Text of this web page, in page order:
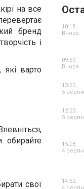
на все
бренд
і
варто
обирайте
свої
10:18,
Вчора
09:59,
Вчора
13:20,
5
12:20,
5
15:08,
4
14:52,